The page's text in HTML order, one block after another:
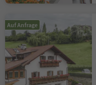
Auf Anfrage